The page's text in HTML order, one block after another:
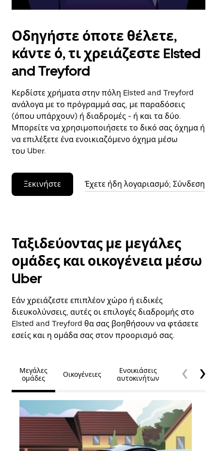
Οδηγήστε όποτε θέλετε,
κάντε ό, τι χρειάζεστε Elsted
and Treyford
Κερδίστε χρήματα στην πόλη Elsted and Treyford
ανάλογα με το πρόγραμμά σας, με παραδόσεις
(όπου υπάρχουν) ή διαδρομές - ή και τα δύο.
Μπορείτε να χρησιμοποιήσετε το δικό σας όχημα ή
να επιλέξετε ένα ενοικιαζόμενο όχημα μέσω
του Uber.
Ξεκινήστε Έχετε ήδη λογαριασμό; Σύνδεση
Ταξιδεύοντας με μεγάλες
ομάδες και οικογένεια μέσω
Uber
Εάν χρειάζεστε επιπλέον χώρο ή ειδικές
διευκολύνσεις, αυτές οι επιλογές διαδρομής στο
Elsted and Treyford θα σας βοηθήσουν να φτάσετε
εσείς και η ομάδα σας στον προορισμό σας.
Μεγάλες
ομάδες
Οικογένειες
Ενοικιάσεις
αυτοκινήτων